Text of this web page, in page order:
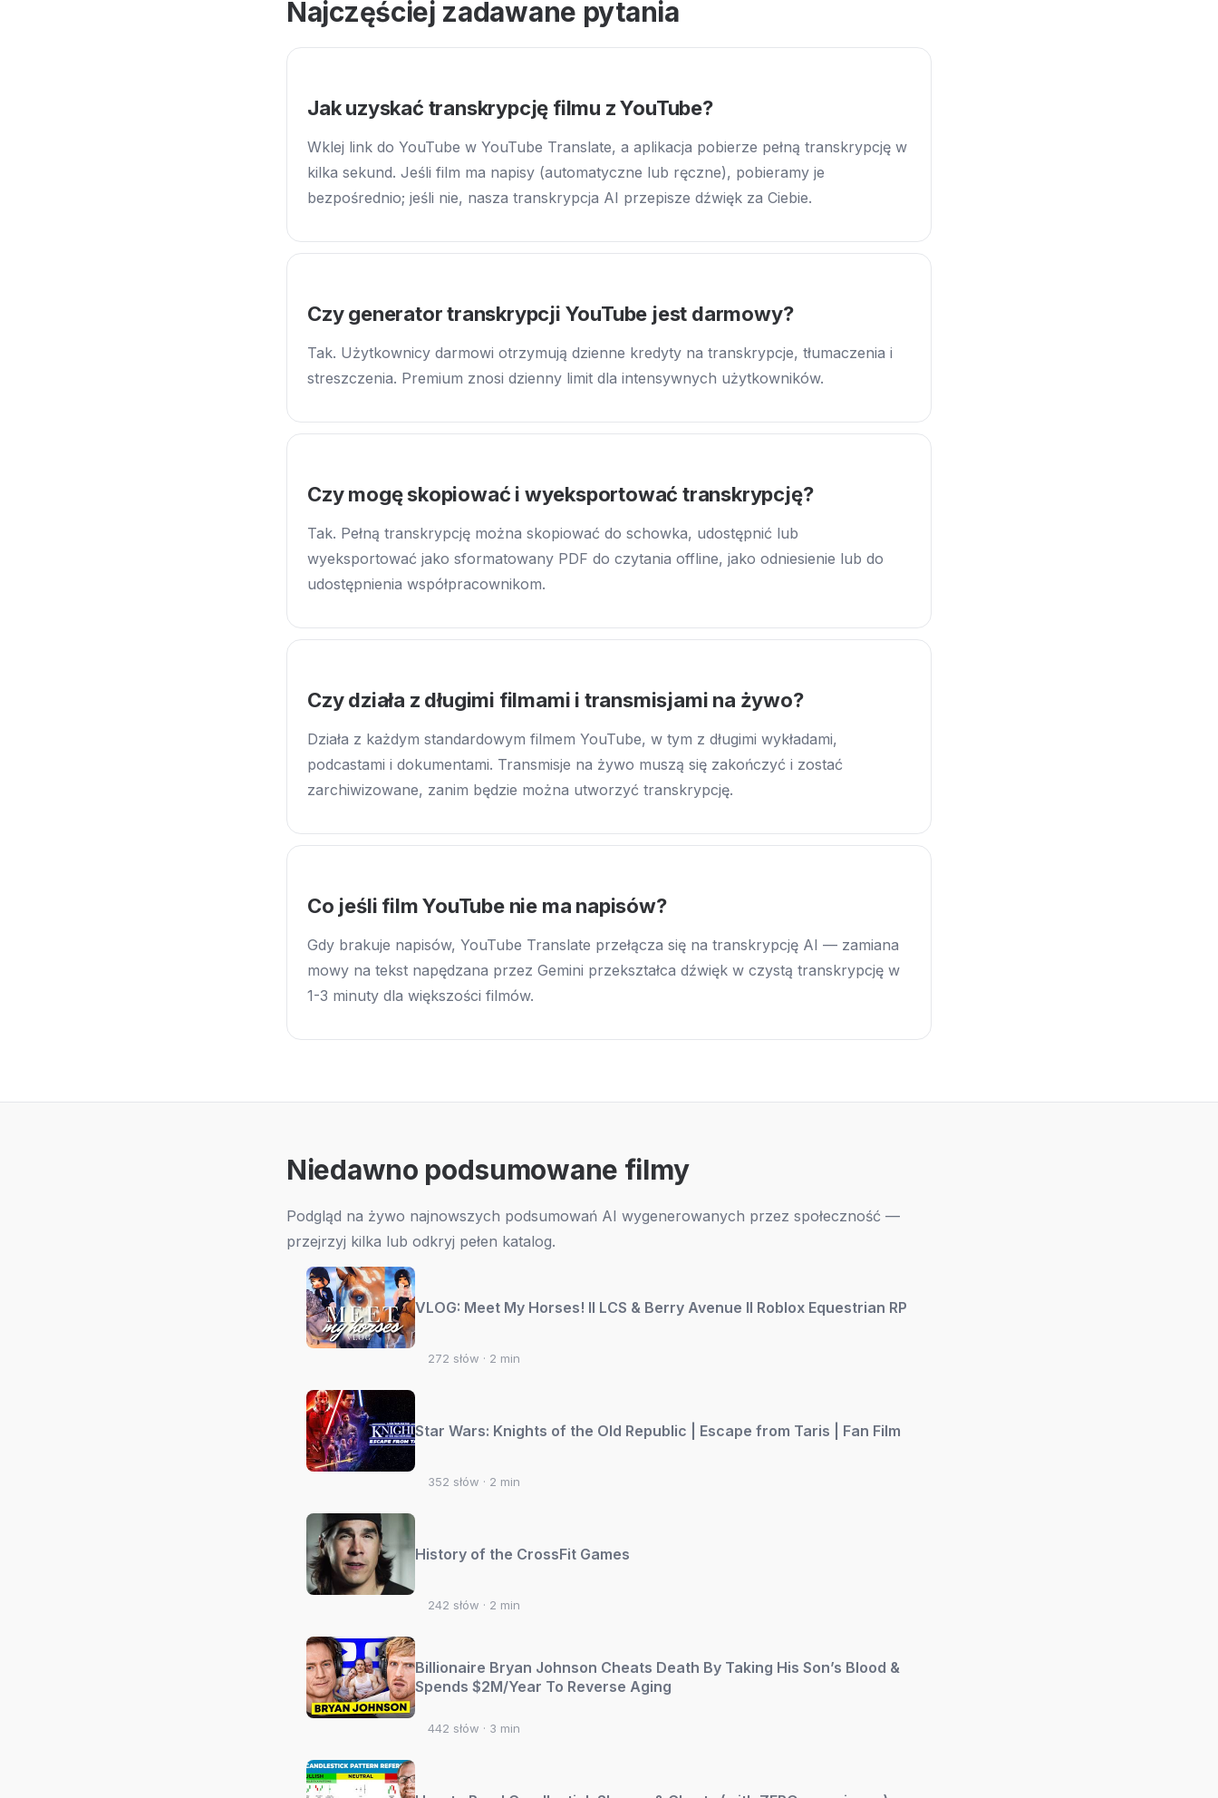
Najczęściej zadawane pytania
Jak uzyskać transkrypcję filmu z YouTube?
Wklej link do YouTube w YouTube Translate, a aplikacja pobierze pełną transkrypcję w
kilka sekund. Jeśli film ma napisy (automatyczne lub ręczne), pobieramy je
bezpośrednio; jeśli nie, nasza transkrypcja AI przepisze dźwięk za Ciebie.
Czy generator transkrypcji YouTube jest darmowy?
Tak. Użytkownicy darmowi otrzymują dzienne kredyty na transkrypcje, tłumaczenia i
streszczenia. Premium znosi dzienny limit dla intensywnych użytkowników.
Czy mogę skopiować i wyeksportować transkrypcję?
Tak. Pełną transkrypcję można skopiować do schowka, udostępnić lub
wyeksportować jako sformatowany PDF do czytania offline, jako odniesienie lub do
udostępnienia współpracownikom.
Czy działa z długimi filmami i transmisjami na żywo?
Działa z każdym standardowym filmem YouTube, w tym z długimi wykładami,
podcastami i dokumentami. Transmisje na żywo muszą się zakończyć i zostać
zarchiwizowane, zanim będzie można utworzyć transkrypcję.
Co jeśli film YouTube nie ma napisów?
Gdy brakuje napisów, YouTube Translate przełącza się na transkrypcję AI — zamiana
mowy na tekst napędzana przez Gemini przekształca dźwięk w czystą transkrypcję w
1-3 minuty dla większości filmów.
Niedawno podsumowane filmy
Podgląd na żywo najnowszych podsumowań AI wygenerowanych przez społeczność —
przejrzyj kilka lub odkryj pełen katalog.
VLOG: Meet My Horses! II LCS & Berry Avenue II Roblox Equestrian RP
272 słów · 2 min
Star Wars: Knights of the Old Republic | Escape from Taris | Fan Film
352 słów · 2 min
History of the CrossFit Games
242 słów · 2 min
Billionaire Bryan Johnson Cheats Death By Taking His Son’s Blood &
Spends $2M/Year To Reverse Aging
442 słów · 3 min